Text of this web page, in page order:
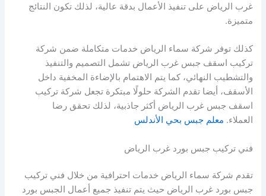
غرب الرياض على تنفيذ الأعمال بدقة عالية، لذلك تكون النتائج
متميزة.
كذلك توفر شركة سماء الرياض خدمات متكاملة ضمن شركة
تركيب اسقف جبس غرب الرياض تشمل التصميم والتنفيذ
والتشطيب النهائي، كما يتم الاهتمام بالإضاءة المخفية داخل
الأسقف، أيضا تقدم الشركة حلولًا مبتكرة تجعل شركة تركيب
اسقف جبس غرب الرياض أكثر جاذبية، لذلك تحقق رضا
العملاء. معلم جبس بحي الأندلس
فني تركيب جبس بورد غرب الرياض
تقدم شركة سماء الرياض خدمات احترافية من خلال فني تركيب
جبس بورد غرب الرياض حيث يتم تنفيذ جميع أعمال الجبس بورد